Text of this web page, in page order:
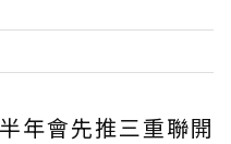
年會先推三重聯開